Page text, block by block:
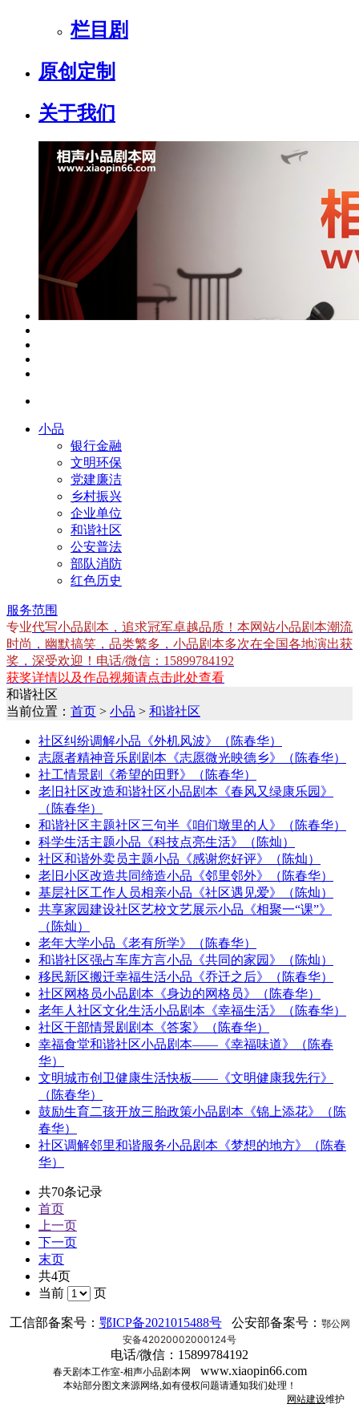
栏目剧
原创定制
关于我们
小品
银行金融
文明环保
党建廉洁
乡村振兴
企业单位
和谐社区
公安普法
部队消防
红色历史
服务范围
专业代写小品剧本，追求冠军卓越品质！本网站小品剧本潮流
时尚，幽默搞笑，品类繁多，小品剧本多次在全国各地演出获
奖，深受欢迎！电话/微信：15899784192
获奖详情以及作品视频请点击此处查看
和谐社区
当前位置： 首页 > 小品 > 和谐社区
社区纠纷调解小品《外机风波》（陈春华）
志愿者精神音乐剧剧本《志愿微光映德乡》（陈春华）
社工情景剧《希望的田野》（陈春华）
老旧社区改造和谐社区小品剧本《春风又绿康乐园》
（陈春华）
和谐社区主题社区三句半《咱们墩里的人》（陈春华）
科学生活主题小品《科技点亮生活》（陈灿）
社区和谐外卖员主题小品《感谢您好评》（陈灿）
老旧小区改造共同缔造小品《邻里邻外》（陈春华）
基层社区工作人员相亲小品《社区遇见爱》（陈灿）
共享家园建设社区艺校文艺展示小品《相聚一“课”》
（陈灿）
老年大学小品《老有所学》（陈春华）
和谐社区强占车库方言小品《共同的家园》（陈灿）
移民新区搬迁幸福生活小品《乔迁之后》（陈春华）
社区网格员小品剧本《身边的网格员》（陈春华）
老年人社区文化生活小品剧本《幸福生活》（陈春华）
社区干部情景剧剧本《答案》（陈春华）
幸福食堂和谐社区小品剧本——《幸福味道》（陈春
华）
文明城市创卫健康生活快板——《文明健康我先行》
（陈春华）
鼓励生育二孩开放三胎政策小品剧本《锦上添花》（陈
春华）
社区调解邻里和谐服务小品剧本《梦想的地方》（陈春
华）
共70条记录
首页
上一页
下一页
末页
共4页
当前
页
工信部备案号： 鄂ICP备2021015488号公安部备案号： 鄂公网
安备42020002000124号
电话/微信：15899784192
春天剧本工作室-相声小品剧本网 www.xiaopin66.com
本站部分图文来源网络,如有侵权问题请通知我们处理！
网站建设维护